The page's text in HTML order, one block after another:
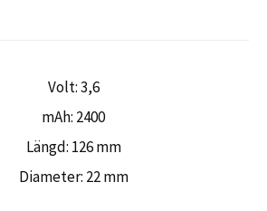
Volt: 3,6
mAh: 2400
Längd: 126 mm
Diameter: 22 mm